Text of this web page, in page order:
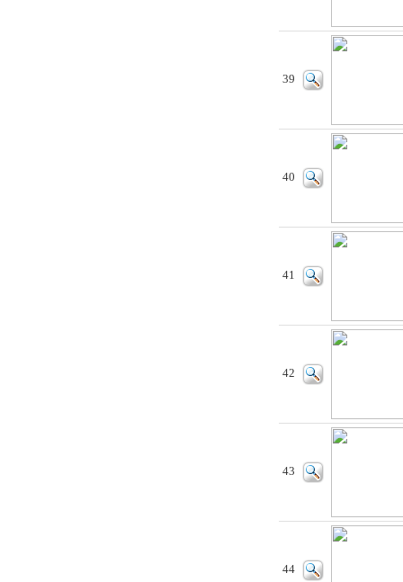
39
40
41
42
43
44